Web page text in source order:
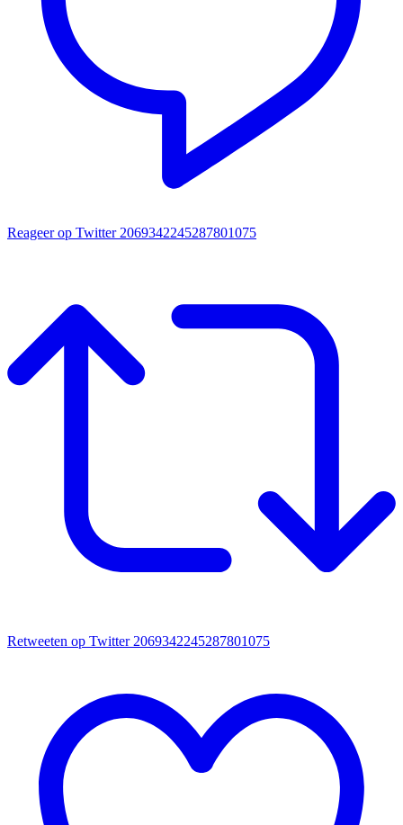
Reageer op Twitter 2069342245287801075
Retweeten op Twitter 2069342245287801075